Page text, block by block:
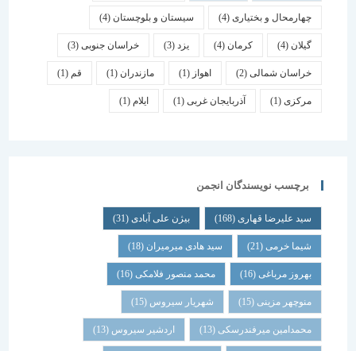
چهارمحال و بختیاری (4) سیستان و بلوچستان(4)
کرمان یزد خراسان جنوبی(3)
خراسان شمالی(2) اهواز مازندران(1) قم
(1) آذربایجان غربی(1) ایلام
برچسب نویسندگان انجمن
سید علیرضا قهاری(168) بیژن علی آبادی(31)
شیما خرمی(21) سید هادی میرمیران(18)
بهروز مرباغی (16) محمد منصور فلامکی (16)
منوچهر مزینی(15) شهریار سیروس(15)
محمدامین میرفندرسکی(13) اردشیر سیروس(13)